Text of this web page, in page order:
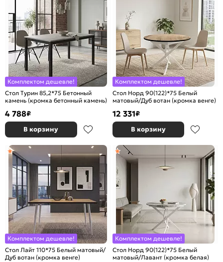
Комплектом дешевле!
Стол Турин 85,2*75 Бетонный
камень (кромка бетонный камень)
4 788₽
В корзину
Комплектом дешевле!
Стол Норд 90(122)*75 Белый
матовый/Дуб вотан (кромка венге)
12 331₽
В корзину
Комплектом дешевле!
Стол Лайт 110*75 Белый матовый/
Дуб вотан (кромка венге)
Комплектом дешевле!
Стол Норд 90(122)*75 Белый
матовый/Лавант (кромка белая)